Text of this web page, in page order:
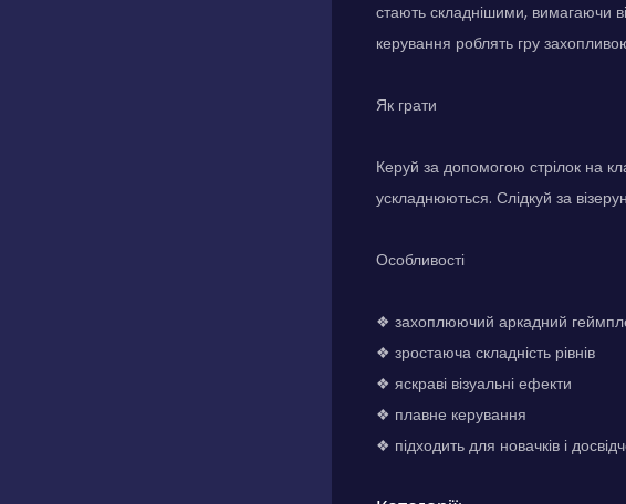
стають складнішими, вимагаючи
керування роблять гру
Як грати
Керуй за допомогою стрілок на
ускладнюються. Слідкуй за
Особливості
❖ захоплюючий аркадний
❖ зростаюча складність рівнів
❖ яскраві візуальні ефекти
❖ плавне керування
❖ підходить для новачків і